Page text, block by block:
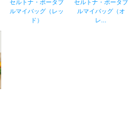
セルトナ・ポータブ
ルマイバッグ（レッ
ド）
セルトナ・ポータブ
ルマイバッグ（オ
レ...